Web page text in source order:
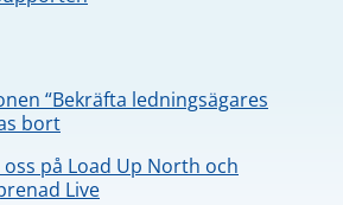
“Bekräfta ledningsägares
bort
på Load Up North och
Live